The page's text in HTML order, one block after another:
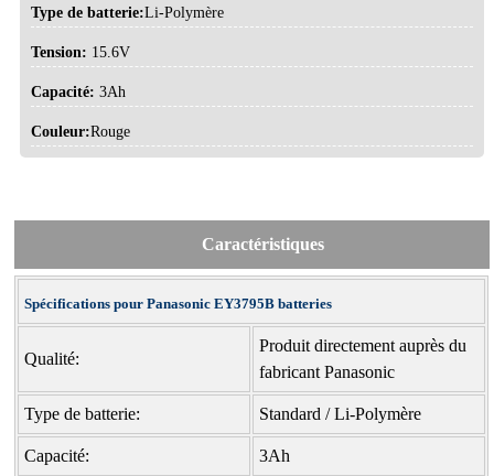
Type de batterie:Li-Polymère
Tension: 15.6V
Capacité: 3Ah
Couleur:Rouge
Caractéristiques
Spécifications pour Panasonic EY3795B batteries
Qualité:
Produit directement auprès du
fabricant Panasonic
Type de batterie: Standard / Li-Polymère
Capacité: 3Ah